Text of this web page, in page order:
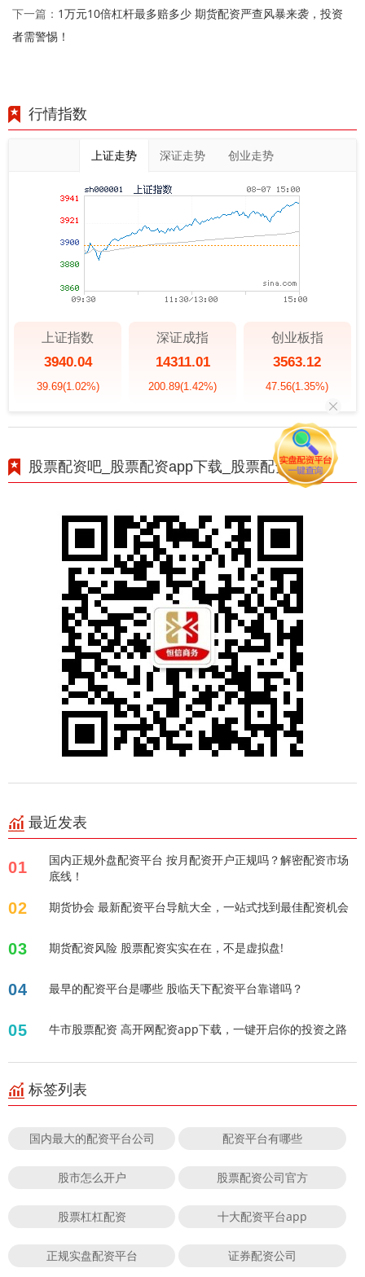
下一篇： 1万元10倍杠杆最多赔多少 期货配资严查风暴来袭，投资
者需警惕！
行情指数
上证走势 深证走势 创业走势
上证指数
3940.04
39.69(1.02%)
深证成指
14311.01
200.89(1.42%)
创业板指
3563.12
47.56(1.35%)
股票配资吧_股票配资app下载_股票配资开户网
最近发表
01
国内正规外盘配资平台 按月配资开户正规吗？解密配资市场
底线！
02 期货协会 最新配资平台导航大全，一站式找到最佳配资机会
03 期货配资风险 股票配资实实在在，不是虚拟盘!
04 最早的配资平台是哪些 股临天下配资平台靠谱吗？
05 牛市股票配资 高开网配资app下载，一键开启你的投资之路
标签列表
国内最大的配资平台公司 配资平台有哪些
股市怎么开户 股票配资公司官方
股票杠杠配资 十大配资平台app
正规实盘配资平台 证券配资公司